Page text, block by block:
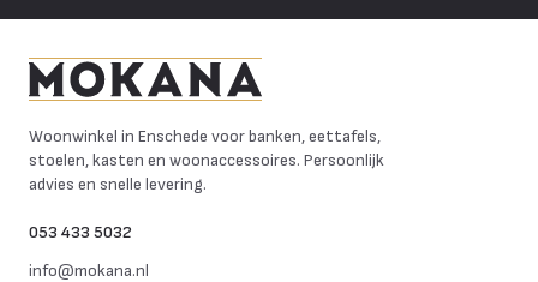
Woonwinkel in Enschede voor banken, eettafels,
stoelen, kasten en woonaccessoires. Persoonlijk
advies en snelle levering.
053 433 5032
info@mokana.nl